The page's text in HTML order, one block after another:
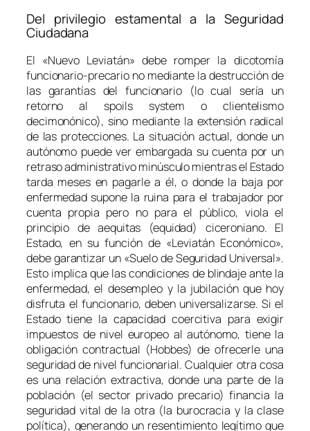
Del privilegio estamental a la Seguridad
Ciudadana
El «Nuevo Leviatán» debe romper la dicotomía
funcionario-precario no mediante la destrucción de
las garantías del funcionario (lo cual sería un
retorno al spoils system o clientelismo
decimonónico), sino mediante la extensión radical
de las protecciones. La situación actual, donde un
autónomo puede ver embargada su cuenta por un
retraso administrativo minúsculo mientras el Estado
tarda meses en pagarle a él, o donde la baja por
enfermedad supone la ruina para el trabajador por
cuenta propia pero no para el público, viola el
principio deaequitas (equidad) ciceroniano. El
Estado, en su función de «Leviatán Económico»,
debe garantizar un «Suelo de Seguridad Universal».
Esto implica que las condiciones de blindaje ante la
enfermedad, el desempleo y la jubilación que hoy
disfruta el funcionario, deben universalizarse. Si el
Estado tiene la capacidad coercitiva para exigir
impuestos de nivel europeo al autónomo, tiene la
obligación contractual (Hobbes) de ofrecerle una
seguridad de nivel funcionarial. Cualquier otra cosa
es una relación extractiva, donde una parte de la
población (el sector privado precario) financia la
seguridad vital de la otra (la burocracia y la clase
política), generando un resentimiento legítimo que